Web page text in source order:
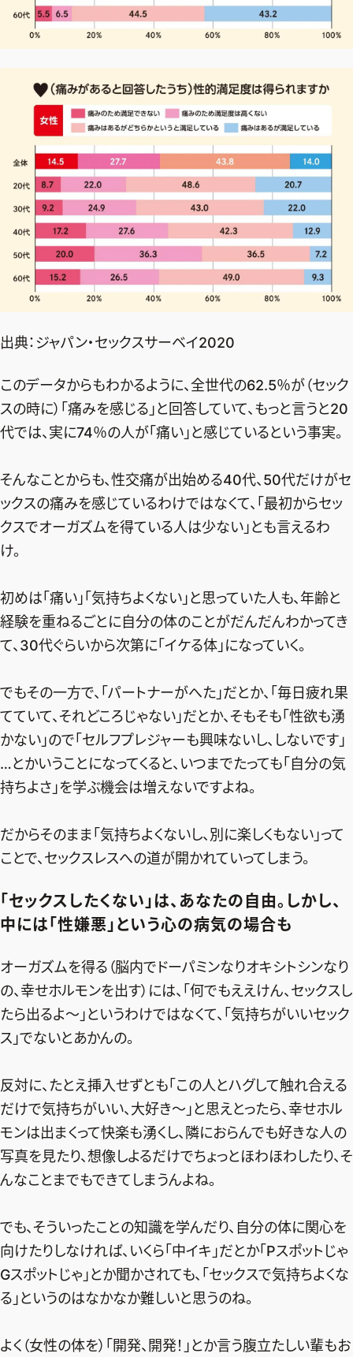
出典：ジャパン・セックスサーベイ2020
このデータからもわかるように、全世代の62.5％が（セック
スの時に）「痛みを感じる」と回答していて、もっと言うと20
代では、実に74％の人が「痛い」と感じているという事実。
そんなことからも、性交痛が出始める40代、50代だけがセ
ックスの痛みを感じているわけではなくて、「最初からセッ
クスでオーガズムを得ている人は少ない」とも言えるわ
け。
初めは「痛い」「気持ちよくない」と思っていた人も、年齢と
経験を重ねるごとに自分の体のことがだんだんわかってき
て、30代ぐらいから次第に「イケる体」になっていく。
でもその一方で、「パートナーがへた」だとか、「毎日疲れ果
てていて、それどころじゃない」だとか、そもそも「性欲も湧
かない」ので「セルフプレジャーも興味ないし、しないです」
…とかいうことになってくると、いつまでたっても「自分の気
持ちよさ」を学ぶ機会は増えないですよね。
だからそのまま「気持ちよくないし、別に楽しくもない」って
ことで、セックスレスへの道が開かれていってしまう。
「セックスしたくない」は、あなたの自由。しかし、
中には「性嫌悪」という心の病気の場合も
オーガズムを得る（脳内でドーパミンなりオキシトシンなり
の、幸せホルモンを出す）には、「何でもええけん、セックスし
たら出るよ〜」というわけではなくて、「気持ちがいいセック
ス」でないとあかんの。
反対に、たとえ挿入せずとも「この人とハグして触れ合える
だけで気持ちがいい、大好き〜」と思えとったら、幸せホル
モンは出まくって快楽も湧くし、隣におらんでも好きな人の
写真を見たり、想像しよるだけでちょっとほわほわしたり、そ
んなことまでもできてしまうんよね。
でも、そういったことの知識を学んだり、自分の体に関心を
向けたりしなければ、いくら「中イキ」だとか「Pスポットじゃ
Gスポットじゃ」とか聞かされても、「セックスで気持ちよくな
る」というのはなかなか難しいと思うのね。
よく（女性の体を）「開発、開発！」とか言う腹立たしい輩もお